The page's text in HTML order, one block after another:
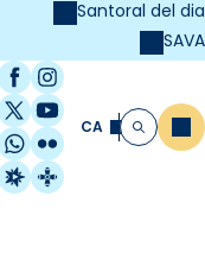
Santoral del dia
SAVA
Facebook
Instagram
X / Twitter
YouTube
WhatsApp
Flickr
Radio Estel
Catalunya
CA Cerca